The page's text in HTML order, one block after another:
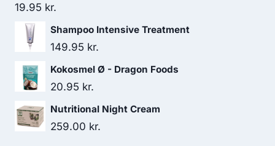
19.95 kr.
Shampoo Intensive Treatment
149.95 kr.
Kokosmel Ø - Dragon Foods
20.95 kr.
Nutritional Night Cream
259.00 kr.